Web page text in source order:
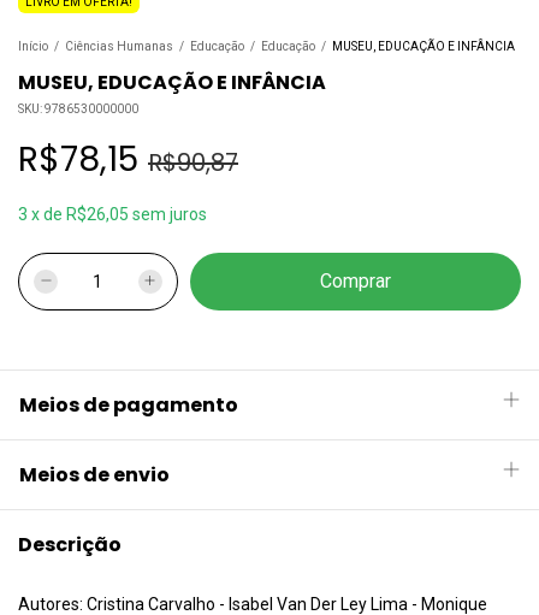
Início / Ciências Humanas / Educação / Educação / MUSEU, EDUCAÇÃO E INFÂNCIA
MUSEU, EDUCAÇÃO E INFÂNCIA
SKU:9786530000000
R$78,15 R$90,87
3 xde R$26,05 sem juros
Meios de pagamento
Meios de envio
Descrição
Autores: Cristina Carvalho - Isabel Van Der Ley Lima - Monique